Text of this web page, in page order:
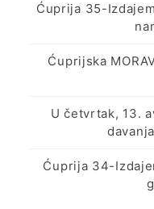
Ćuprija 35-
Ćuprijska
U četvrtak, 13.
Ćuprija 34-